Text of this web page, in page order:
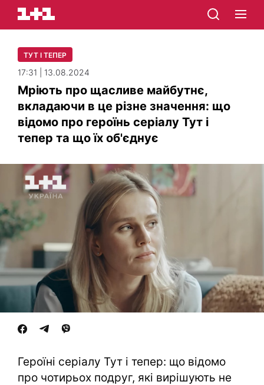
ТУТ І ТЕПЕР
17:31 | 13.08.2024
Мріють про щасливе майбутнє,
вкладаючи в це різне значення: що
відомо про героїнь серіалу Тут і
тепер та що їх об'єднує
Героїні серіалу Тут і тепер: що відомо
про чотирьох подруг, які вирішують не